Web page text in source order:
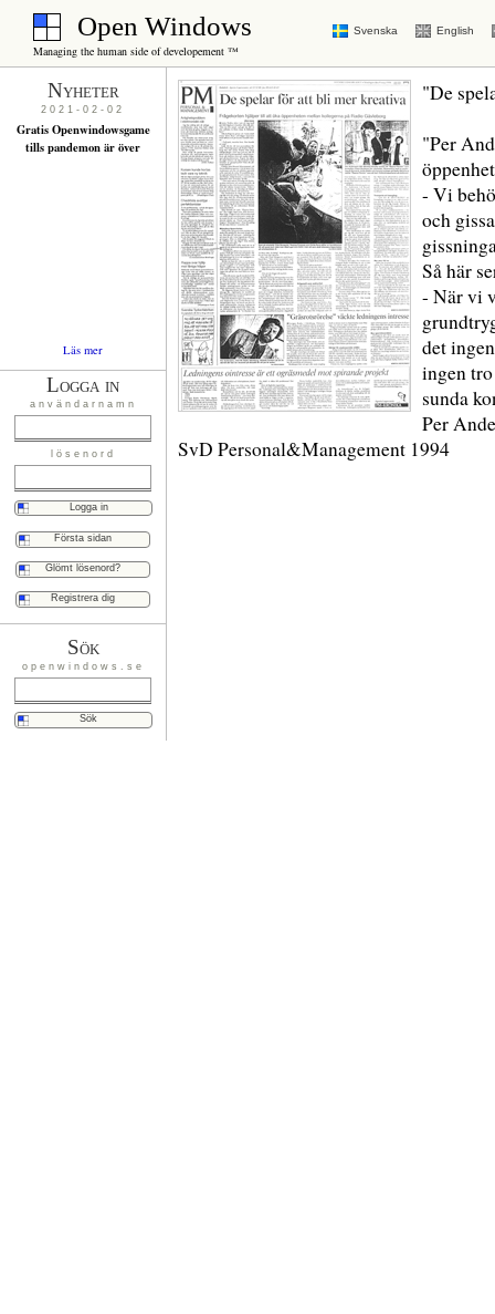
Open Windows
Managing the human side of developement ™
Svenska English
Nyheter
2021-02-02
Gratis Openwindowsgame
tills pandemon är över
Läs mer
Logga in
användarnamn
lösenord
Första sidan
Glömt lösenord?
Registrera dig
Sök
openwindows.se
"De
"Per
- Vi
och
Så här
- När vi
det
ingen
sunda
Per
SvD Personal&Management 1994